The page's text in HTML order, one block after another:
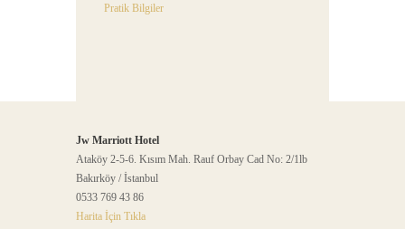
Pratik Bilgiler
Jw Marriott Hotel
Ataköy 2-5-6. Kısım Mah. Rauf Orbay Cad No: 2/1lb
Bakırköy / İstanbul
0533 769 43 86
Harita İçin Tıkla